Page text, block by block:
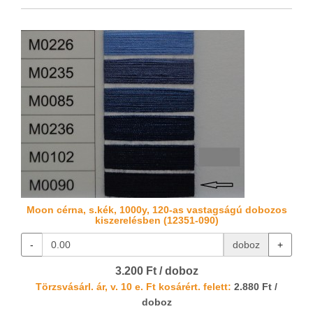
Moon cérna, s.kék, 1000y, 120-as vastagságú dobozos
kiszerelésben (12351-090)
- doboz +
3.200 Ft / doboz
Törzsvásárl. ár, v. 10 e. Ft kosárért. felett: 2.880 Ft /
doboz